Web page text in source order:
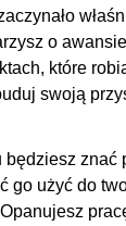
dla
o
które
swoją
będziesz znać
go użyć do